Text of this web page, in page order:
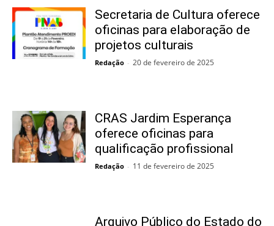
Secretaria de Cultura oferece
oficinas para elaboração de
projetos culturais
Redação - 20 de fevereiro de 2025
CRAS Jardim Esperança
oferece oficinas para
qualificação profissional
Redação - 11 de fevereiro de 2025
Arquivo Público do Estado do